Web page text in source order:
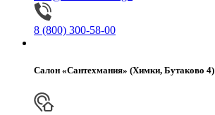
8 (800) 300-58-00
Салон «Сантехмания» (Химки, Бутаково 4)